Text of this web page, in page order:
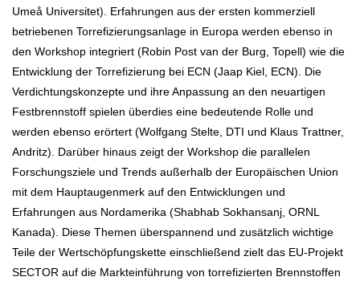
Umeå Universitet). Erfahrungen aus der ersten kommerziell
betriebenen Torrefizierungsanlage in Europa werden ebenso in
den Workshop integriert (Robin Post van der Burg, Topell) wie die
Entwicklung der Torrefizierung bei ECN (Jaap Kiel, ECN). Die
Verdichtungskonzepte und ihre Anpassung an den neuartigen
Festbrennstoff spielen überdies eine bedeutende Rolle und
werden ebenso erörtert (Wolfgang Stelte, DTI und Klaus Trattner,
Andritz). Darüber hinaus zeigt der Workshop die parallelen
Forschungsziele und Trends außerhalb der Europäischen Union
mit dem Hauptaugenmerk auf den Entwicklungen und
Erfahrungen aus Nordamerika (Shabhab Sokhansanj, ORNL
Kanada). Diese Themen überspannend und zusätzlich wichtige
Teile der Wertschöpfungskette einschließend zielt das EU-Projekt
SECTOR auf die Markteinführung von torrefizierten Brennstoffen